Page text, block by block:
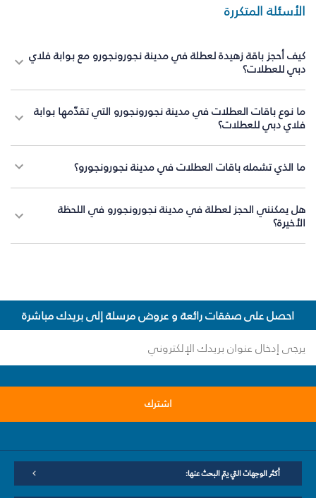
الأسئلة المتكررة
كيف أحجز باقة زهيدة لعطلة في مدينة نجورونجورو مع بوابة فلاي
دبي للعطلات؟
ما نوع باقات العطلات في مدينة نجورونجورو التي تقدّمها بوابة
فلاي دبي للعطلات؟
ما الذي تشمله باقات العطلات في مدينة نجورونجورو؟
هل يمكنني الحجز لعطلة في مدينة نجورونجورو في اللحظة
الأخيرة؟
احصل على صفقات رائعة و عروض مرسلة إلى بريدك مباشرة
اشترك
أكثر الوجهات التي يتم البحث عنها: